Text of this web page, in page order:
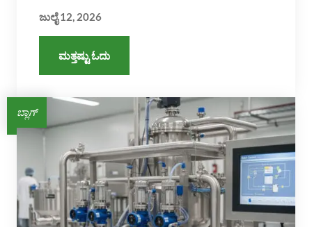
ಜುಲೈ 12, 2026
ಮತ್ತಷ್ಟು ಓದು
ಬ್ಲಾಗ್